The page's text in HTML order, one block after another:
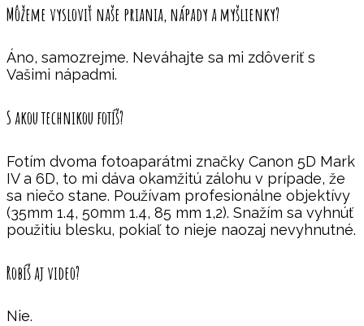
Môžeme vysloviť naše priania, nápady a myšlienky?
Áno, samozrejme. Neváhajte sa mi zdôveriť s
Vašimi nápadmi.
S akou technikou fotíš?
Fotím dvoma fotoaparátmi značky Canon 5D Mark
IV a 6D, to mi dáva okamžitú zálohu v prípade, že
sa niečo stane. Používam profesionálne objektívy
(35mm 1.4, 50mm 1.4, 85 mm 1,2). Snažím sa vyhnúť
použitiu blesku, pokiaľ to nieje naozaj nevyhnutné.
Robíš aj video?
Nie.